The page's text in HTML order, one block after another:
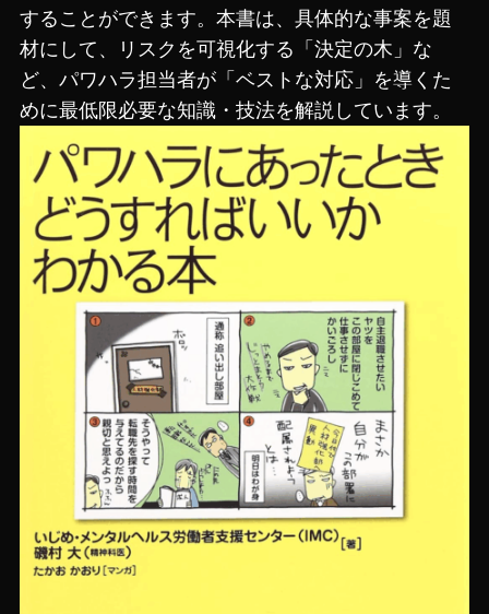
することができます。本書は、具体的な事案を題
材にして、リスクを可視化する「決定の木」な
ど、パワハラ担当者が「ベストな対応」を導くた
めに最低限必要な知識・技法を解説しています。